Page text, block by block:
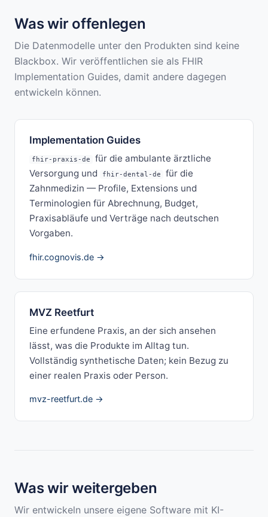
Was wir offenlegen
Die Datenmodelle unter den Produkten sind keine
Blackbox. Wir veröffentlichen sie als FHIR
Implementation Guides, damit andere dagegen
entwickeln können.
Implementation Guides
fhir-praxis-de
für die ambulante ärztliche
Versorgung und
fhir-dental-de
für die
Zahnmedizin — Profile, Extensions und
Terminologien für Abrechnung, Budget,
Praxisabläufe und Verträge nach deutschen
Vorgaben.
fhir.cognovis.de →
MVZ Reetfurt
Eine erfundene Praxis, an der sich ansehen
lässt, was die Produkte im Alltag tun.
Vollständig synthetische Daten; kein Bezug zu
einer realen Praxis oder Person.
mvz-reetfurt.de →
Was wir weitergeben
Wir entwickeln unsere eigene Software mit KI-